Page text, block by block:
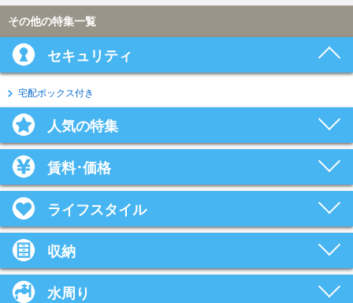
その他の特集一覧
セキュリティ
宅配ボックス付き
人気の特集
賃料･価格
ライフスタイル
収納
水周り